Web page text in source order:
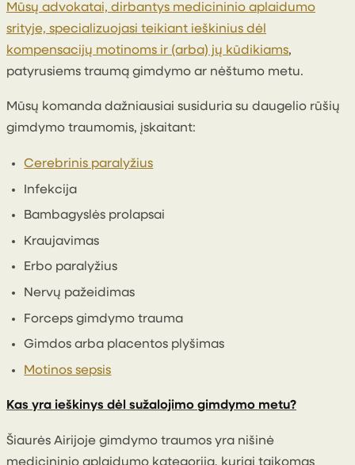
Mūsų advokatai, dirbantys medicininio aplaidumo
srityje, specializuojasi teikiant ieškinius dėl
kompensacijų motinoms ir (arba) jų kūdikiams,
patyrusiems traumą gimdymo ar nėštumo metu.
Mūsų komanda dažniausiai susiduria su daugelio rūšių
gimdymo traumomis, įskaitant:
Cerebrinis paralyžius
Infekcija
Bambagyslės prolapsai
Kraujavimas
Erbo paralyžius
Nervų pažeidimas
Forceps gimdymo trauma
Gimdos arba placentos plyšimas
Motinos sepsis
Kas yra ieškinys dėl sužalojimo gimdymo metu?
Šiaurės Airijoje gimdymo traumos yra nišinė